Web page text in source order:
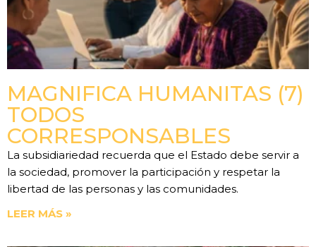
MAGNIFICA HUMANITAS (7)
TODOS
CORRESPONSABLES
La subsidiariedad recuerda que el Estado debe servir a
la sociedad, promover la participación y respetar la
libertad de las personas y las comunidades.
LEER MÁS »